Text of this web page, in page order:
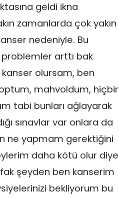
geldi ikna
zamanlarda çok yakın
nedeniyle. Bu
arttı bak
olursam, ben
mahvoldum, hiçbir
tabi bunları ağlayarak
sınavlar var onlara da
ne yapmam gerektiğini
daha kötü olur diye
şeyden ben kanserim
bekliyorum bu